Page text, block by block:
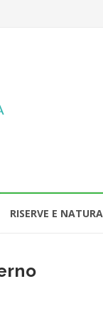
RISERVE E NATURA